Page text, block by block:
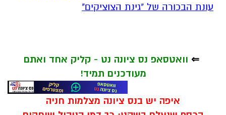
עונת הבכורה של "גינת הצוציקים"
⇐ וואטסאפ נס ציונה נט - קליק אחד ואתם
מעודכנים תמיד!
איפה יש בנס ציונה מצלמות חניה